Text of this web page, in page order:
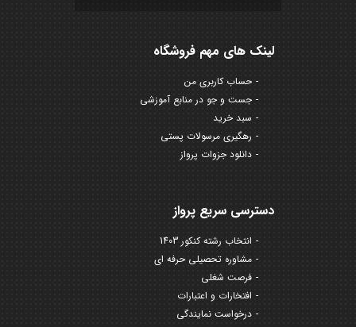
لینک های مهم فروشگاه
حساب کاربری من
جست و جو در منابع آموزشی
سبد خرید
رهگیری مرسولات پستی
دانلود جزوات پرواز
دسترسی سریع پرواز
انتخاب رشته کنکور 1403
مشاوره تحصیلی حرفه ای
فرصت شغلی
افتخارات و اعتبارات
درخواست نمایندگی